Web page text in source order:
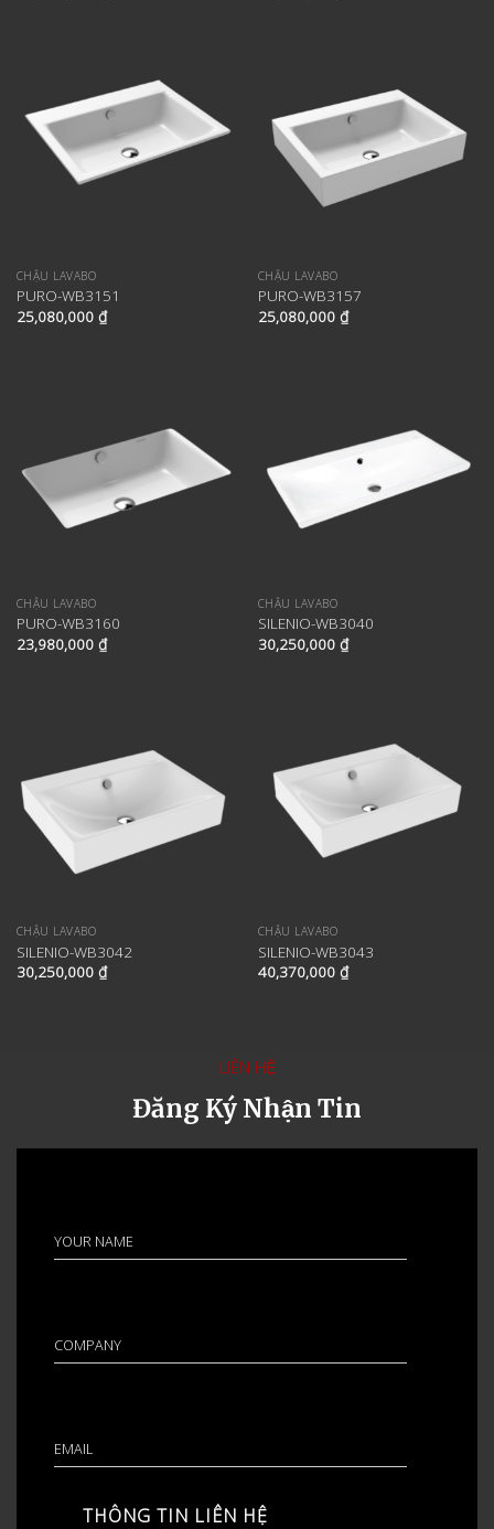
CHẬU LAVABO
PURO-WB3151
25,080,000 ₫
CHẬU LAVABO
PURO-WB3157
25,080,000 ₫
CHẬU LAVABO
PURO-WB3160
23,980,000 ₫
CHẬU LAVABO
SILENIO-WB3040
30,250,000 ₫
CHẬU LAVABO
SILENIO-WB3042
30,250,000 ₫
CHẬU LAVABO
SILENIO-WB3043
40,370,000 ₫
LIÊN HỆ
Đăng Ký Nhận Tin
THÔNG TIN LIÊN HỆ